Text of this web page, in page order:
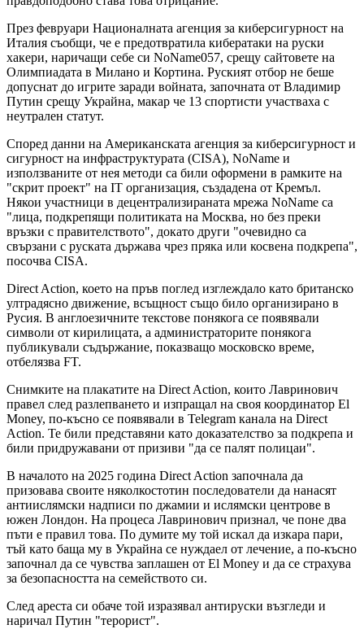
През февруари Националната агенция за киберсигурност на
Италия съобщи, че е предотвратила кибератаки на руски
хакери, наричащи себе си NoName057, срещу сайтовете на
Олимпиадата в Милано и Кортина. Руският отбор не беше
допуснат до игрите заради войната, започната от Владимир
Путин срещу Украйна, макар че 13 спортисти участваха с
неутрален статут.
Според данни на Американската агенция за киберсигурност и
сигурност на инфраструктурата (CISA), NoName и
използваните от нея методи са били оформени в рамките на
"скрит проект" на IT организация, създадена от Кремъл.
Някои участници в децентрализираната мрежа NoName са
"лица, подкрепящи политиката на Москва, но без преки
връзки с правителството", докато други "очевидно са
свързани с руската държава чрез пряка или косвена подкрепа",
посочва CISA.
Direct Action, което на пръв поглед изглеждало като британско
ултрадясно движение, всъщност също било организирано в
Русия. В англоезичните текстове понякога се появявали
символи от кирилицата, а администраторите понякога
публикували съдържание, показващо московско време,
отбелязва FT.
Снимките на плакатите на Direct Action, които Лавринович
правел след разлепването и изпращал на своя координатор El
Money, по-късно се появявали в Telegram канала на Direct
Action. Те били представяни като доказателство за подкрепа и
били придружавани от призиви "да се палят полицаи".
В началото на 2025 година Direct Action започнала да
призовава своите няколкостотин последователи да нанасят
антиислямски надписи по джамии и ислямски центрове в
южен Лондон. На процеса Лавринович признал, че поне два
пъти е правил това. По думите му той искал да изкара пари,
тъй като баща му в Украйна се нуждаел от лечение, а по-късно
започнал да се чувства заплашен от El Money и да се страхува
за безопасността на семейството си.
След ареста си обаче той изразявал антируски възгледи и
наричал Путин "терорист".